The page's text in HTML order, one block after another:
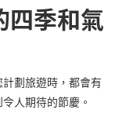
季和氣
劃旅遊時，都會有
人期待的節慶。